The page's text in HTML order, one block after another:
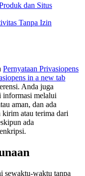
dan Situs
Tanpa Izin
Pernyataan Privasiopens
opens in a new tab
Anda juga
informasi melalui
aman, dan ada
atau terima dari
ada
sewaktu-waktu tanpa